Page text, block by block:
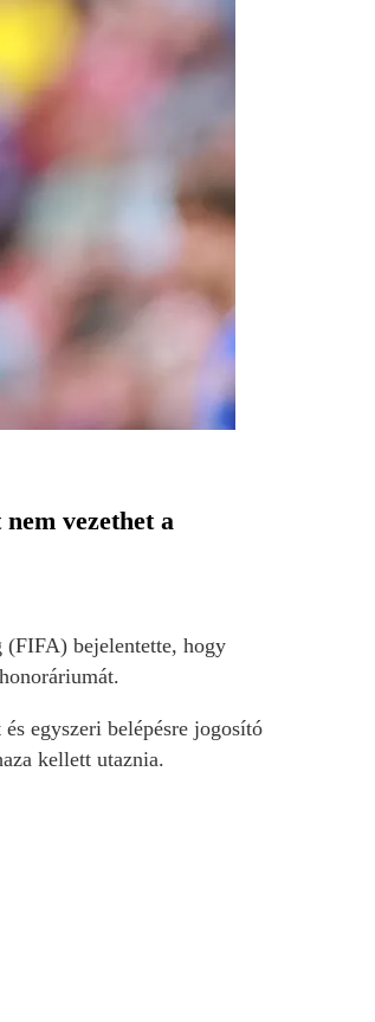
vezethet a
(FIFA) bejelentette, hogy
egyszeri belépésre jogosító
kellett utaznia.